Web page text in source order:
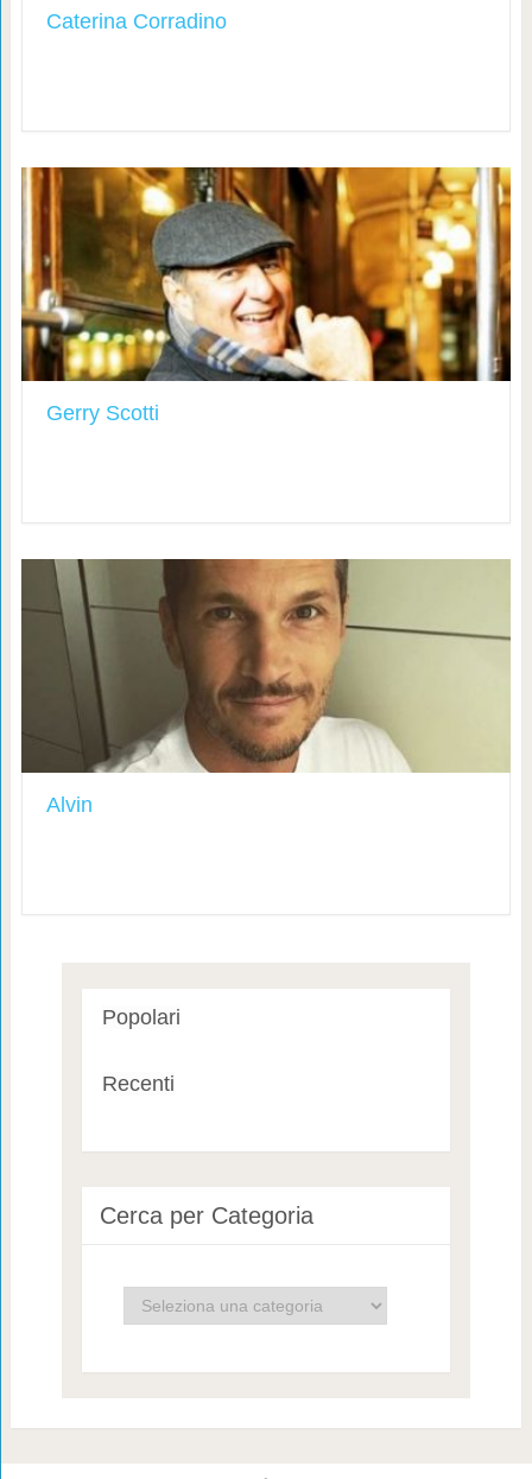
Caterina Corradino
Gerry Scotti
Alvin
Popolari
Recenti
Cerca per Categoria
Cerca
per